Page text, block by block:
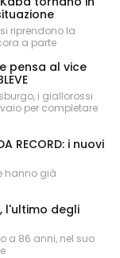
riprendono la
a parte
pensa al vice
i giallorossi
per completare
RECORD: i nuovi
hanno già
l'ultimo degli
a 86 anni, nel suo